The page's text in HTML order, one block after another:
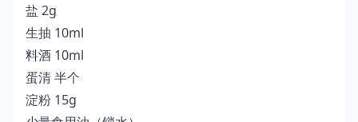
盐 2g
生抽 10ml
料酒 10ml
蛋清 半个
淀粉 15g